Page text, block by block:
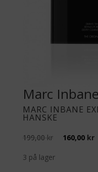
Marc Inbane
MARC INBANE
HANSKE
199,00 kr pris
160,00 kr
3 på lager